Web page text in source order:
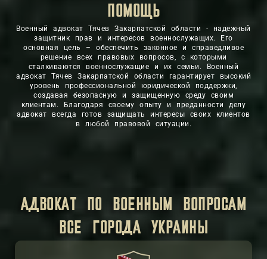
ЗАЩИТА
ПОМОЩЬ
Военный адвокат Тячев Закарпатской области - надежный
защитник прав и интересов военнослужащих. Его
основная цель – обеспечить законное и справедливое
решение всех правовых вопросов, с которыми
сталкиваются военнослужащие и их семьи. Военный
адвокат Тячев Закарпатской области гарантирует высокий
уровень профессиональной юридической поддержки,
создавая безопасную и защищенную среду своим
клиентам. Благодаря своему опыту и преданности делу
адвокат всегда готов защищать интересы своих клиентов
в любой правовой ситуации.
АДВОКАТ ПО ВОЕННЫМ ВОПРОСАМ
ВСЕ ГОРОДА УКРАИНЫ